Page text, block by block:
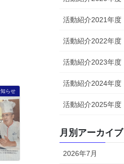
らせ
活動紹介2021年度
活動紹介2022年度
活動紹介2023年度
活動紹介2024年度
活動紹介2025年度
月別アーカイブ
2026年7月